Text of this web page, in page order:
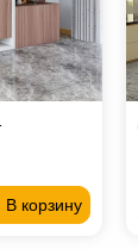
В корзину